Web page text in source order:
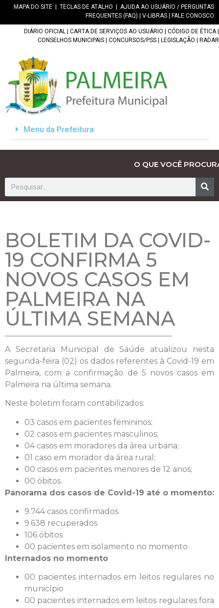
MAPA DO SITE TECLAS DE ATALHO
AJUDA AO USUÁRIO / PERGUNTAS
FREQUENTES (FAQ)
V-LIBRAS FALE CONOSCO
DIÁRIO OFICIAL CARTA DE SERVIÇOS AO USUÁRIO CÓDIGO DE ÉTICA|
CONSELHOS MUNICIPAIS
CONCURSOS/PSS LEGISLAÇÃO RADAR
Menu da Prefeitura
O QUE VOCÊ
BOLETIM DA COVID-
19 CONFIRMA 5
NOVOS CASOS EM
PALMEIRA NA
ÚLTIMA SEMANA
A Secretaria Municipal de Saúde atualizou nesta
segunda-feira (02) os dados referentes à Covid-19 em
Palmeira, com a confirmação de 5 novos casos em
Palmeira na última semana.
Neste boletim foram contabilizados:
03 casos em pacientes femininos;
02 casos em pacientes masculinos;
04 casos em moradores da área urbana;
01 caso em morador da área rural;
00 casos em pacientes menores de 12 anos;
00 óbitos.
Panorama dos casos de Covid-19 até o momento:
9.744 casos confirmados
9.638 recuperados
106 óbitos
00 pacientes em isolamento no momento
Internados no momento
00 pacientes internados em leitos regulares no
município
00 pacientes internados em leitos regulares fora